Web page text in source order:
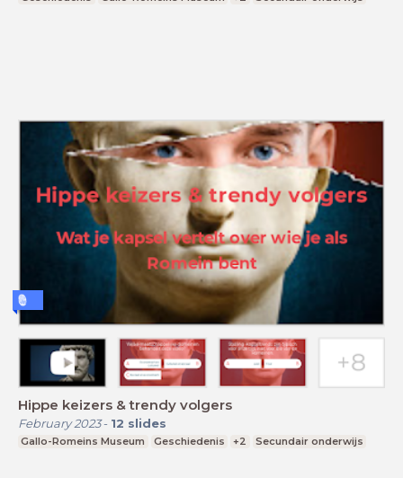
Hippe keizers & trendy volgers
February 2023- 12 slides
Gallo-Romeins Museum Geschiedenis +2 Secundair onderwijs